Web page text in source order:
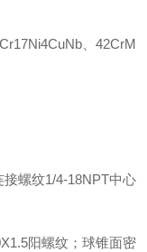
、42CrM
螺纹1/4-18NPT中心
纹；球锥面密